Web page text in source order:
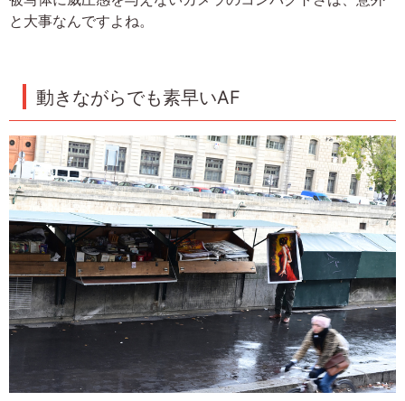
と大事なんですよね。
動きながらでも素早いAF